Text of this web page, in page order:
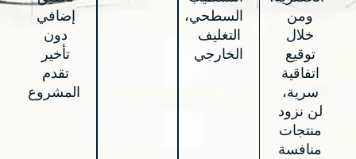
ومن
خلال
توقيع
اتفاقية
سرية،
لن نزود
منتجات
منافسة
السطحي،
التغليف
الخارجي
إضافي
دون
تأخير
تقدم
المشروع